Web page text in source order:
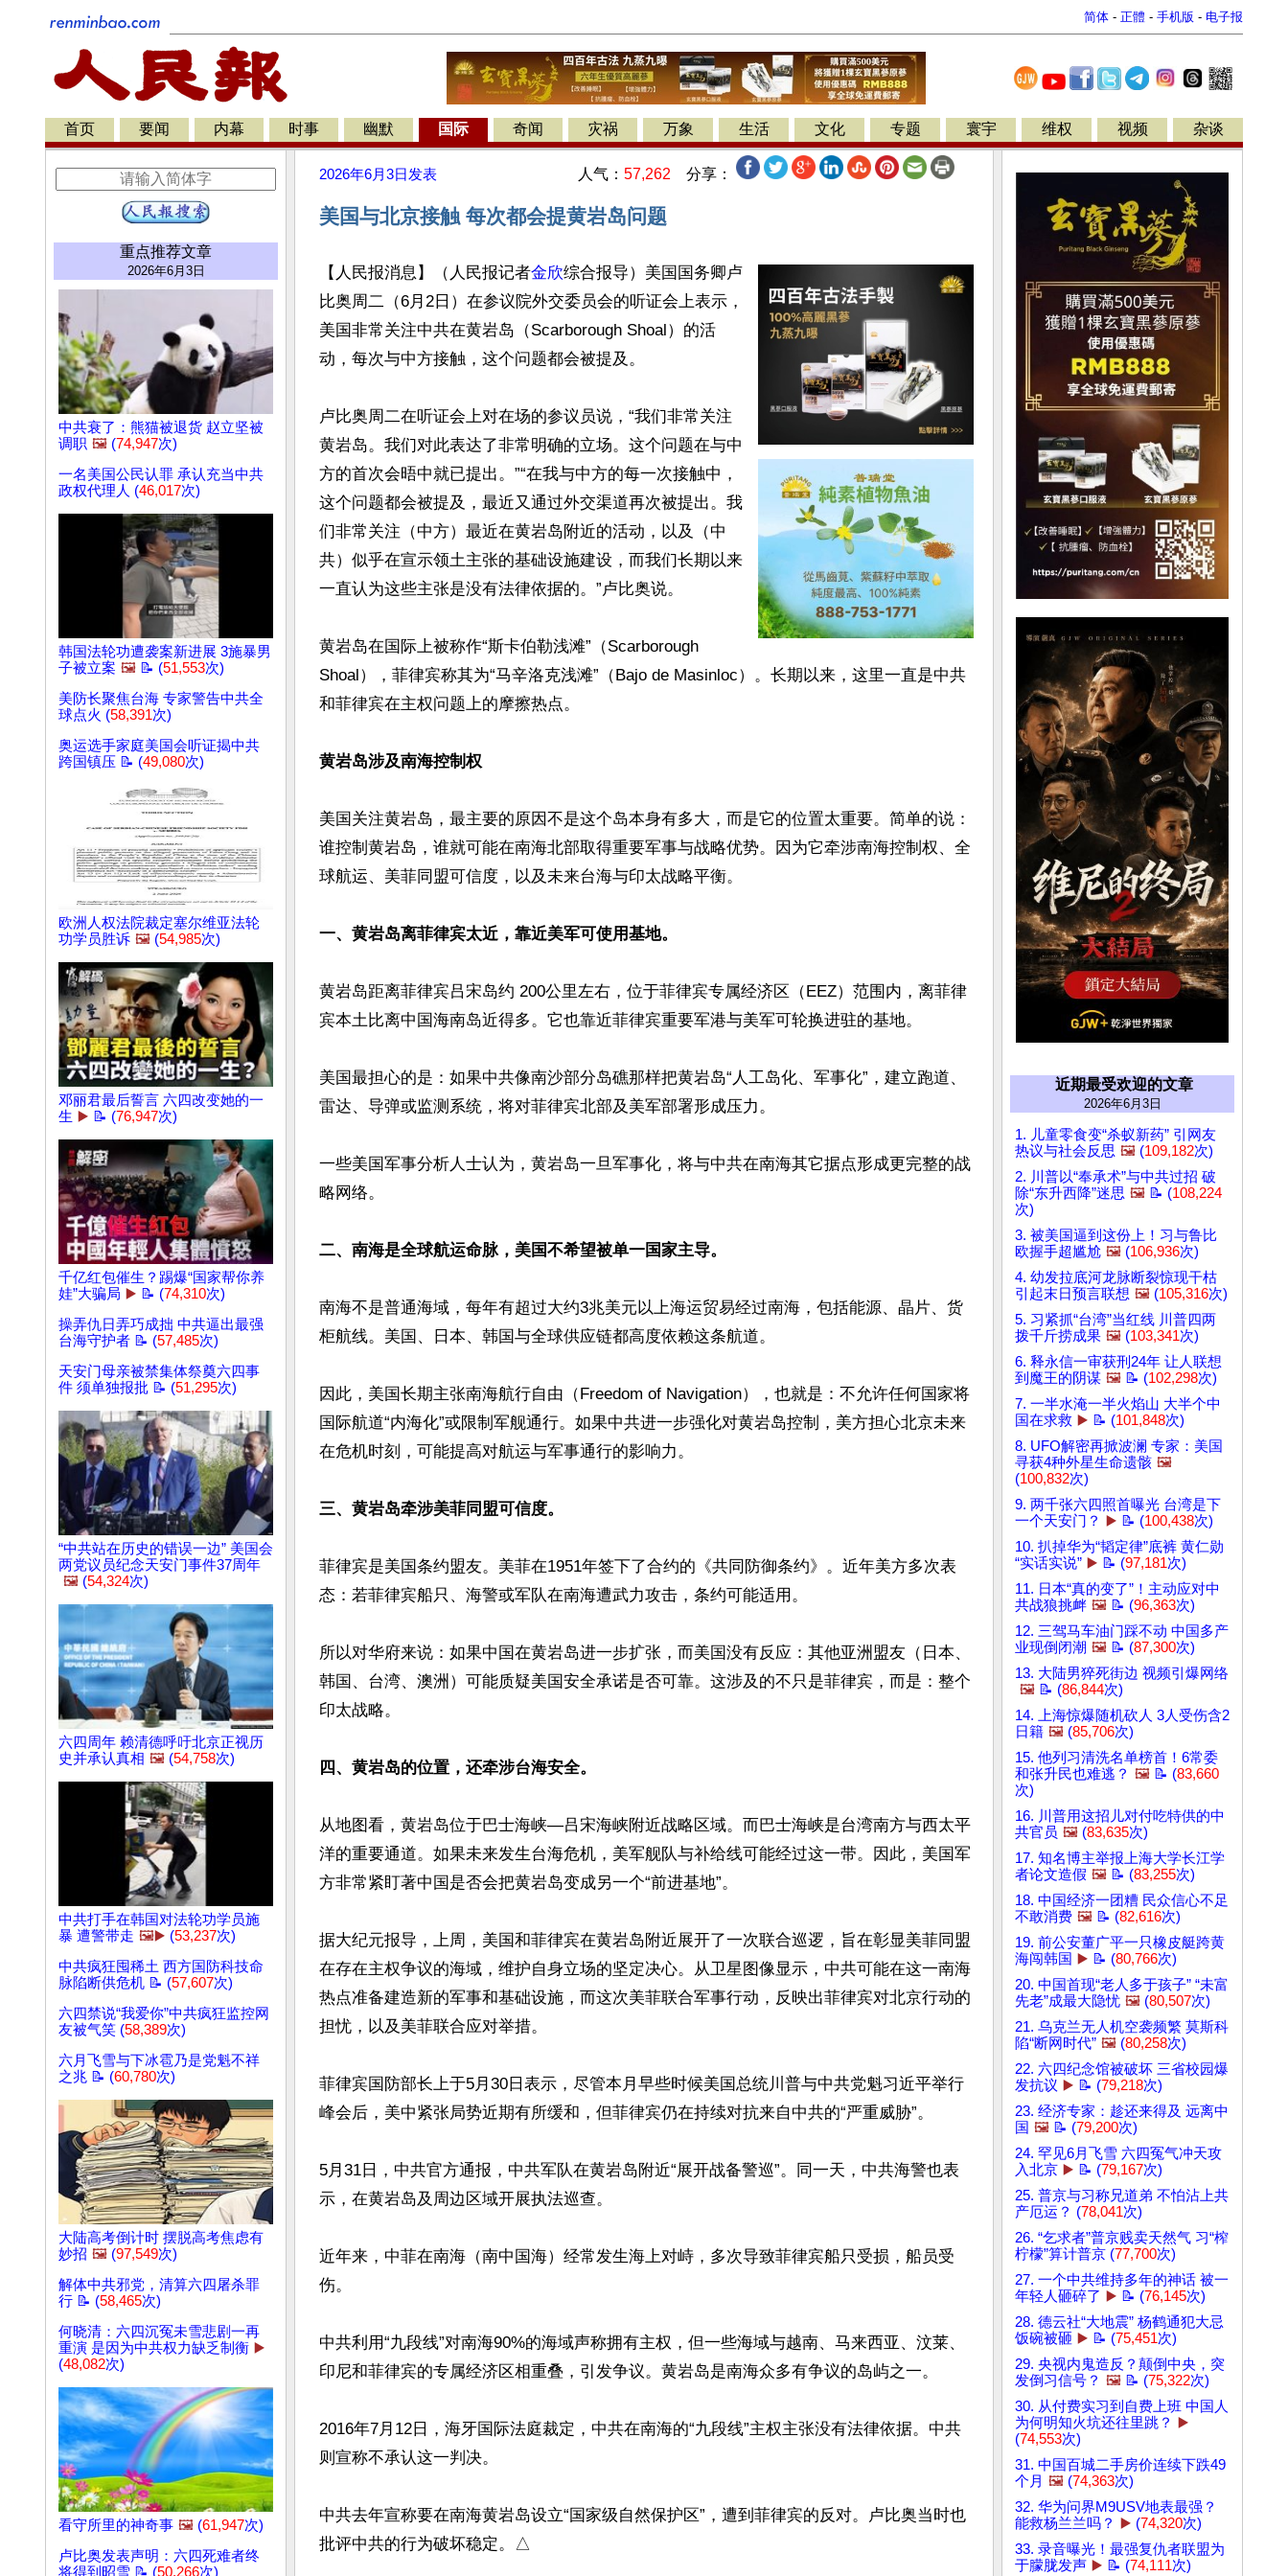
简体 - 正體 - 手机版 - 电子报
首页 要闻 内幕 时事 幽默 国际 奇闻 灾祸 万象 生活 文化 专题 寰宇 维权 视频 杂谈
重点推荐文章
2026年6月3日
中共衰了：熊猫被退货 赵立坚被
调职 🖼️ (74,947次)
一名美国公民认罪 承认充当中共
政权代理人 (46,017次)
韩国法轮功遭袭案新进展 3施暴男
子被立案 🖼️ 📝 (51,553次)
美防长聚焦台海 专家警告中共全
球点火 (58,391次)
奥运选手家庭美国会听证揭中共
跨国镇压 📝 (49,080次)
欧洲人权法院裁定塞尔维亚法轮
功学员胜诉 🖼️ (54,985次)
邓丽君最后誓言 六四改变她的一
生 ▶️ 📝 (76,947次)
千亿红包催生？踢爆“国家帮你养
娃”大骗局 ▶️ 📝 (74,310次)
操弄仇日弄巧成拙 中共逼出最强
台海守护者 📝 (57,485次)
天安门母亲被禁集体祭奠六四事
件 须单独报批 📝 (51,295次)
“中共站在历史的错误一边” 美国会
两党议员纪念天安门事件37周年
🖼️ (54,324次)
六四周年 赖清德呼吁北京正视历
史并承认真相 🖼️ (54,758次)
中共打手在韩国对法轮功学员施
暴 遭警带走 🖼️▶️ (53,237次)
中共疯狂囤稀土 西方国防科技命
脉陷断供危机 📝 (57,607次)
六四禁说“我爱你”中共疯狂监控网
友被气笑 (58,389次)
六月飞雪与下冰雹乃是党魁不祥
之兆 📝 (60,780次)
大陆高考倒计时 摆脱高考焦虑有
妙招 🖼️ (97,549次)
解体中共邪党，清算六四屠杀罪
行 📝 (58,465次)
何晓清：六四沉冤未雪悲剧一再
重演 是因为中共权力缺乏制衡 ▶️
(48,082次)
看守所里的神奇事 🖼️ (61,947次)
卢比奥发表声明：六四死难者终
将得到昭雪 📝 (50,266次)
2026年6月3日 发表 人气： 57,262 分享：
美国与北京接触 每次都会提黄岩岛问题
【人民报消息】（人民报记者金欣综合报导）美国国务卿卢
比奥周二（6月2日）在参议院外交委员会的听证会上表示，
美国非常关注中共在黄岩岛（Scarborough Shoal）的活
动，每次与中方接触，这个问题都会被提及。
卢比奥周二在听证会上对在场的参议员说，“我们非常关注
黄岩岛。我们对此表达了非常明确的立场。这个问题在与中
方的首次会晤中就已提出。”“在我与中方的每一次接触中，
这个问题都会被提及，最近又通过外交渠道再次被提出。我
们非常关注（中方）最近在黄岩岛附近的活动，以及（中
共）似乎在宣示领土主张的基础设施建设，而我们长期以来
一直认为这些主张是没有法律依据的。”卢比奥说。
黄岩岛在国际上被称作“斯卡伯勒浅滩”（Scarborough
Shoal），菲律宾称其为“马辛洛克浅滩”（Bajo de Masinloc）。长期以来，这里一直是中共
和菲律宾在主权问题上的摩擦热点。
黄岩岛涉及南海控制权
美国关注黄岩岛，最主要的原因不是这个岛本身有多大，而是它的位置太重要。简单的说：
谁控制黄岩岛，谁就可能在南海北部取得重要军事与战略优势。因为它牵涉南海控制权、全
球航运、美菲同盟可信度，以及未来台海与印太战略平衡。
一、黄岩岛离菲律宾太近，靠近美军可使用基地。
黄岩岛距离菲律宾吕宋岛约 200公里左右，位于菲律宾专属经济区（EEZ）范围内，离菲律
宾本土比离中国海南岛近得多。它也靠近菲律宾重要军港与美军可轮换进驻的基地。
美国最担心的是：如果中共像南沙部分岛礁那样把黄岩岛“人工岛化、军事化”，建立跑道、
雷达、导弹或监测系统，将对菲律宾北部及美军部署形成压力。
一些美国军事分析人士认为，黄岩岛一旦军事化，将与中共在南海其它据点形成更完整的战
略网络。
二、南海是全球航运命脉，美国不希望被单一国家主导。
南海不是普通海域，每年有超过大约3兆美元以上海运贸易经过南海，包括能源、晶片、货
柜航线。美国、日本、韩国与全球供应链都高度依赖这条航道。
因此，美国长期主张南海航行自由（Freedom of Navigation），也就是：不允许任何国家将
国际航道“内海化”或限制军舰通行。如果中共进一步强化对黄岩岛控制，美方担心北京未来
在危机时刻，可能提高对航运与军事通行的影响力。
三、黄岩岛牵涉美菲同盟可信度。
菲律宾是美国条约盟友。美菲在1951年签下了合约的《共同防御条约》。近年美方多次表
态：若菲律宾船只、海警或军队在南海遭武力攻击，条约可能适用。
所以对华府来说：如果中国在黄岩岛进一步扩张，而美国没有反应：其他亚洲盟友（日本、
韩国、台湾、澳洲）可能质疑美国安全承诺是否可靠。这涉及的不只是菲律宾，而是：整个
印太战略。
四、黄岩岛的位置，还牵涉台海安全。
从地图看，黄岩岛位于巴士海峡—吕宋海峡附近战略区域。而巴士海峡是台湾南方与西太平
洋的重要通道。如果未来发生台海危机，美军舰队与补给线可能经过这一带。因此，美国军
方非常紧盯著中国是否会把黄岩岛变成另一个“前进基地”。
据大纪元报导，上周，美国和菲律宾在黄岩岛附近展开了一次联合巡逻，旨在彰显美菲同盟
在存在主权争议的海域，维护自身立场的坚定决心。从卫星图像显示，中共可能在这一南海
热点准备建造新的军事和基础设施，而这次美菲联合军事行动，反映出菲律宾对北京行动的
担忧，以及美菲联合应对举措。
菲律宾国防部长上于5月30日表示，尽管本月早些时候美国总统川普与中共党魁习近平举行
峰会后，美中紧张局势近期有所缓和，但菲律宾仍在持续对抗来自中共的“严重威胁”。
5月31日，中共官方通报，中共军队在黄岩岛附近“展开战备警巡”。同一天，中共海警也表
示，在黄岩岛及周边区域开展执法巡查。
近年来，中菲在南海（南中国海）经常发生海上对峙，多次导致菲律宾船只受损，船员受
伤。
中共利用“九段线”对南海90%的海域声称拥有主权，但一些海域与越南、马来西亚、汶莱、
印尼和菲律宾的专属经济区相重叠，引发争议。黄岩岛是南海众多有争议的岛屿之一。
2016年7月12日，海牙国际法庭裁定，中共在南海的“九段线”主权主张没有法律依据。中共
则宣称不承认这一判决。
中共去年宣称要在南海黄岩岛设立“国家级自然保护区”，遭到菲律宾的反对。卢比奥当时也
批评中共的行为破坏稳定。△
近期最受欢迎的文章
2026年6月3日
1. 儿童零食变“杀蚁新药” 引网友
热议与社会反思 🖼️ (109,182次)
2. 川普以“奉承术”与中共过招 破
除“东升西降”迷思 🖼️ 📝 (108,224
次)
3. 被美国逼到这份上！习与鲁比
欧握手超尴尬 🖼️ (106,936次)
4. 幼发拉底河龙脉断裂惊现干枯
引起末日预言联想 🖼️ (105,316次)
5. 习紧抓“台湾”当红线 川普四两
拨千斤捞成果 🖼️ (103,341次)
6. 释永信一审获刑24年 让人联想
到魔王的阴谋 🖼️ 📝 (102,298次)
7. 一半水淹一半火焰山 大半个中
国在求救 ▶️ 📝 (101,848次)
8. UFO解密再掀波澜 专家：美国
寻获4种外星生命遗骸 🖼️
(100,832次)
9. 两千张六四照首曝光 台湾是下
一个天安门？
▶️ 📝 (100,438次)
10. 扒掉华为“韬定律”底裤 黄仁勋
“实话实说” ▶️ 📝 (97,181次)
11. 日本“真的变了”！主动应对中
共战狼挑衅 🖼️ 📝 (96,363次)
12. 三驾马车油门踩不动 中国多产
业现倒闭潮 🖼️ 📝 (87,300次)
13. 大陆男猝死街边 视频引爆网络
🖼️ 📝 (86,844次)
14. 上海惊爆随机砍人 3人受伤含2
日籍 🖼️ (85,706次)
15. 他列习清洗名单榜首！6常委
和张升民也难逃？ 🖼️ 📝 (83,660
次)
16. 川普用这招儿对付吃特供的中
共官员 🖼️ (83,635次)
17. 知名博主举报上海大学长江学
者论文造假 🖼️ 📝 (83,255次)
18. 中国经济一团糟 民众信心不足
不敢消费 🖼️ 📝 (82,616次)
19. 前公安董广平一只橡皮艇跨黄
海闯韩国 ▶️ 📝 (80,766次)
20. 中国首现“老人多于孩子” “未富
先老”成最大隐忧 🖼️ (80,507次)
21. 乌克兰无人机空袭频繁 莫斯科
陷“断网时代” 🖼️ (80,258次)
22. 六四纪念馆被破坏 三省校园爆
发抗议 ▶️ 📝 (79,218次)
23. 经济专家：趁还来得及 远离中
国 🖼️ 📝 (79,200次)
24. 罕见6月飞雪 六四冤气冲天攻
入北京 ▶️ 📝 (79,167次)
25. 普京与习称兄道弟 不怕沾上共
产厄运？ (78,041次)
26. “乞求者”普京贱卖天然气 习“榨
柠檬”算计普京 (77,700次)
27. 一个中共维持多年的神话 被一
年轻人砸碎了 ▶️ 📝 (76,145次)
28. 德云社“大地震” 杨鹤通犯大忌
饭碗被砸 ▶️ 📝 (75,451次)
29. 央视内鬼造反？颠倒中央，突
发倒习信号？ 🖼️ 📝 (75,322次)
30. 从付费实习到自费上班 中国人
为何明知火坑还往里跳？
▶️
(74,553次)
31. 中国百城二手房价连续下跌49
个月 🖼️ (74,363次)
32. 华为问界M9USV地表最强？
能救杨兰兰吗？
▶️ (74,320次)
33. 录音曝光！最强复仇者联盟为
于朦胧发声 ▶️ 📝 (74,111次)